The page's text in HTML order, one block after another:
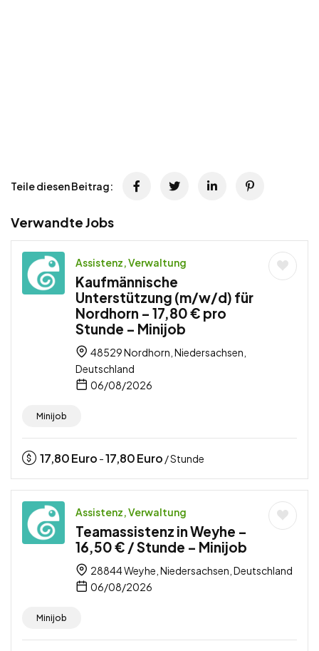
Teile diesen Beitrag:
Verwandte Jobs
Assistenz, Verwaltung
Kaufmännische
Unterstützung (m/w/d) für
Nordhorn – 17,80 € pro
Stunde – Minijob
48529 Nordhorn, Niedersachsen,
Deutschland
06/08/2026
Minijob
17,80Euro -17,80Euro / Stunde
Assistenz, Verwaltung
Teamassistenz in Weyhe –
16,50 € / Stunde – Minijob
28844 Weyhe, Niedersachsen, Deutschland
06/08/2026
Minijob